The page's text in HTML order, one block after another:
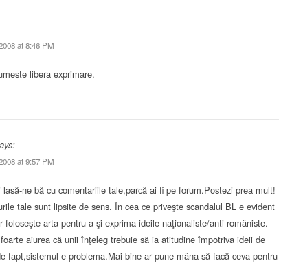
at 8:46 PM
libera exprimare.
at 9:57 PM
lasă-ne bă cu comentariile tale,parcă ai fi pe forum.Postezi prea mult!
tale sunt lipsite de sens. În cea ce priveşte scandalul BL e evident
foloseşte arta pentru a-şi exprima ideile naţionaliste/anti-româniste.
aiurea că unii înţeleg trebuie să ia atitudine împotriva ideii de
fapt,sistemul e problema.Mai bine ar pune mâna să facă ceva pentru